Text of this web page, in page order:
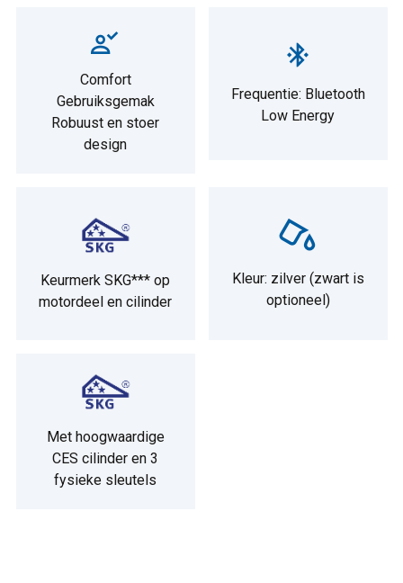
Comfort
Gebruiksgemak
Robuust en stoer
design
Frequentie: Bluetooth
Low Energy
Keurmerk SKG*** op
motordeel en cilinder
Kleur: zilver (zwart is
optioneel)
Met hoogwaardige
CES cilinder en 3
fysieke sleutels